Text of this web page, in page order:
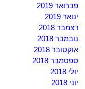
פברואר 2019
ינואר 2019
דצמבר 2018
נובמבר 2018
אוקטובר 2018
ספטמבר 2018
יולי 2018
יוני 2018